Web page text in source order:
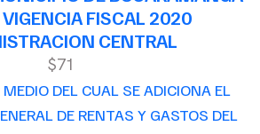
VIGENCIA FISCAL 2020
CENTRAL
$71